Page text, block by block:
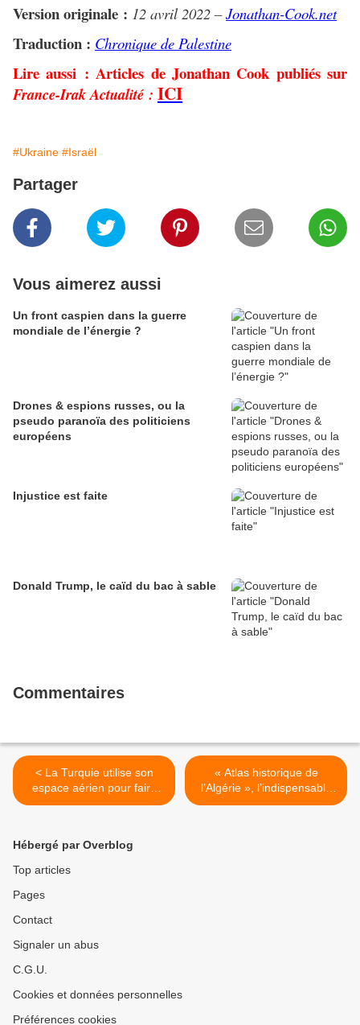
Version originale : 12 avril 2022 –Jonathan-Cook.net
Traduction : Chronique de Palestine
Lire aussi : Articles de Jonathan Cook publiés sur
France-Irak Actualité : ICI
#Ukraine #Israël
Partager
Vous aimerez aussi
Un front caspien dans la guerre
mondiale de l’énergie ?
Drones & espions russes, ou la
pseudo paranoïa des politiciens
européens
Injustice est faite
Donald Trump, le caïd du bac à sable
Commentaires
< La Turquie utilise son
espace aérien pour faire
pression sur la Russie,
« Atlas historique de
l’Algérie », l’indispensable
livre de Karim Chaïbi >
Hébergé par Overblog
Top articles
Pages
Contact
Signaler un abus
C.G.U.
Cookies et données personnelles
Préférences cookies